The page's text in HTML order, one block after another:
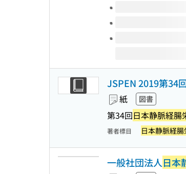
JSPEN 2019第34
紙 図書
第34回日本静脈経腸
著者標目 日本静脈経
一般社団法人日本